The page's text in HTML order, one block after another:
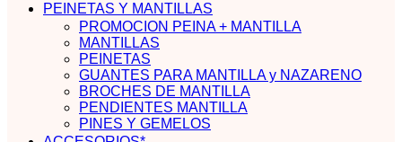
PEINETAS Y MANTILLAS
PROMOCION PEINA + MANTILLA
MANTILLAS
PEINETAS
GUANTES PARA MANTILLA y NAZARENO
BROCHES DE MANTILLA
PENDIENTES MANTILLA
PINES Y GEMELOS